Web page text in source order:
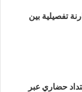
تفصيلية بين
حضاري عبر